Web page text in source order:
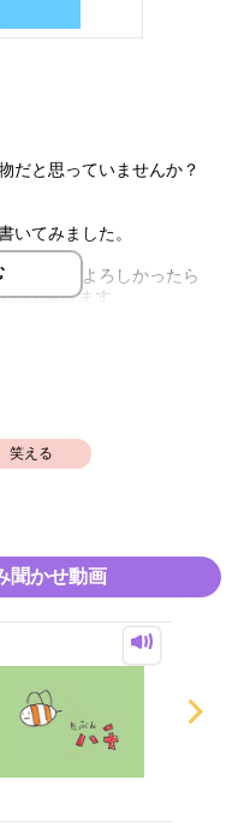
だと思っていませんか？
いてみました。
ですのでよろしかったら
いて喜びます
笑える
聞かせ動画